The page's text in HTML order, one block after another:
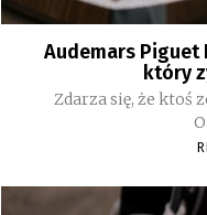
Audemars Piguet
który
Zdarza się, że ktoś